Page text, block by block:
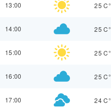
13:00 25 C°
14:00 25 C°
15:00 25 C°
16:00 25 C°
17:00 24 C°